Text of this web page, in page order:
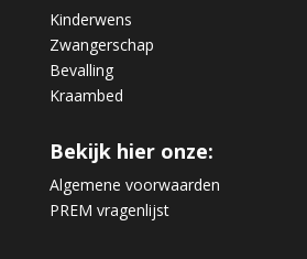
Kinderwens
Zwangerschap
Bevalling
Kraambed
Bekijk hier onze:
Algemene voorwaarden
PREM vragenlijst